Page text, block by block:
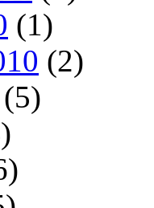
(1)
(2)
(5)